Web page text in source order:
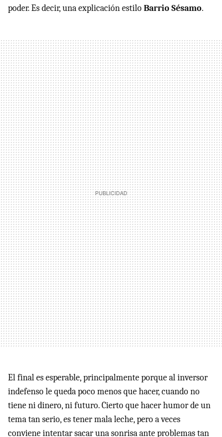
poder. Es decir, una explicación estiloBarrio Sésamo.
El final es esperable, principalmente porque al inversor
indefenso le queda poco menos que hacer, cuando no
tiene ni dinero, ni futuro. Cierto que hacer humor de un
tema tan serio, es tener mala leche, pero a veces
conviene intentar sacar una sonrisa ante problemas tan